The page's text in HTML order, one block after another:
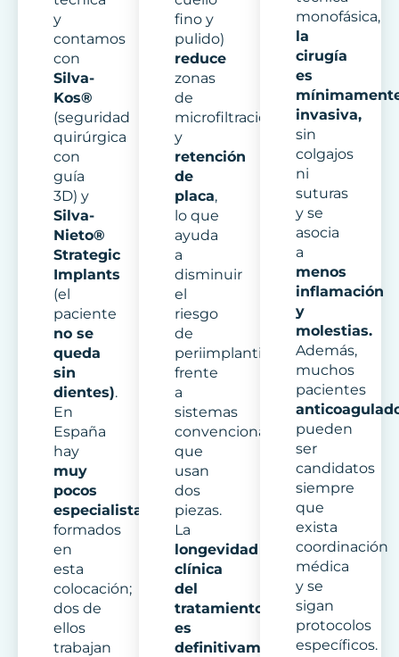
y
contamos
con
Silva-
Kos®
(seguridad
quirúrgica
con
guía
3D) y
Silva-
Nieto®
Strategic
Implants
(el
paciente
no se
queda
sin
dientes).
En
España
hay
muy
pocos
especialistas
formados
en
esta
colocación;
dos de
ellos
trabajan
fino y
pulido)
reduce
zonas
de
microfiltración
y
retención
de
placa,
lo que
ayuda
a
disminuir
el
riesgo
de
periimplantitis
frente
a
sistemas
convencionales
que
usan
dos
piezas.
La
longevidad
clínica
del
tratamiento
es
definitivamente
monofásica,
la
cirugía
es
invasiva,
sin
colgajos
ni
suturas
y se
asocia
a
menos
inflamación
y
molestias.
Además,
muchos
pacientes
pueden
ser
candidatos
siempre
que
exista
coordinación
médica
y se
sigan
protocolos
específicos.